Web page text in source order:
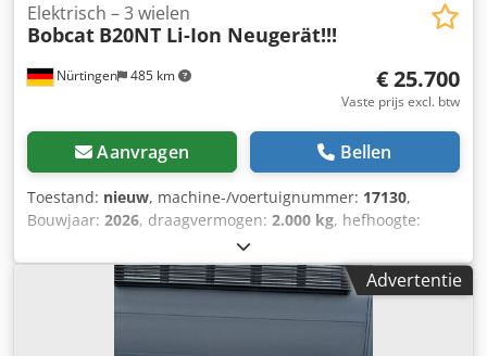
Nürtingen 485 km
Elektrisch – 3 wielen
Bobcat B20NT Li-Ion Neugerät!!!
€ 25.700
Vaste prijs excl. btw
Aanvragen Bellen
Toestand: nieuw, machine-/voertuignummer: 17130,
Bouwjaar: 2026, draagvermogen: 2.000 kg, hefhoogte:
1.484 mm
500 mm, brandstoftype:elektrisch, masttype:triplex,
bouwhoogte:2.215 mm, batterijspanning:51,2 V,
1.200 mm
200/50-10 non-
16x6-8 non marking
Advertentie